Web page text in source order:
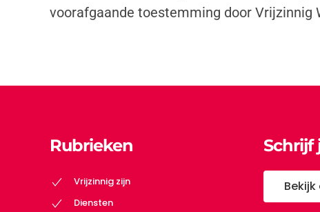
voorafgaande toestemming door Vrijzinnig
Rubrieken
Vrijzinnig zijn
Diensten
Schrijf